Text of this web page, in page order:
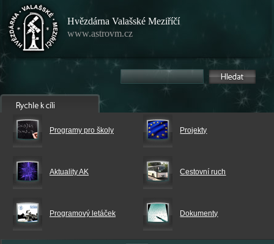
Hvězdárna Valašské Meziříčí
www.astrovm.cz
Programy pro školy Projekty
Aktuality AK Cestovní ruch
Programový letáček Dokumenty